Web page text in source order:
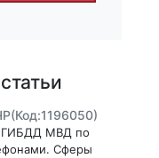
МВД по
Сферы